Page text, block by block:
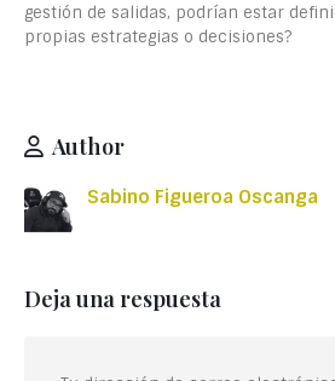
gestión de salidas, podrían estar
propias estrategias o decisiones?
Author
Sabino Figueroa Oscanga
Deja una respuesta